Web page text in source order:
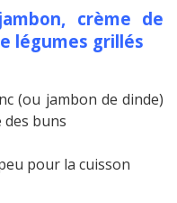
crème de
légumes grillés
(ou jambon de dinde)
des buns
pour la cuisson